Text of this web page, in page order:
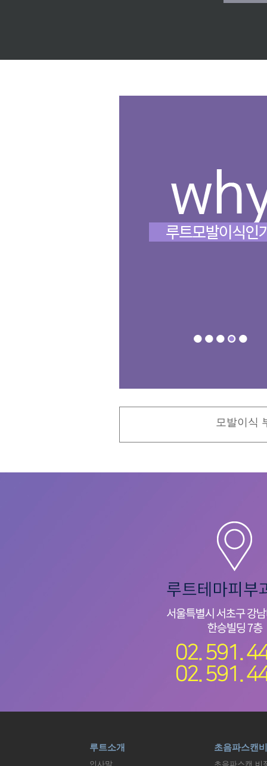
모발이식
루트소개
인사말
초음파스캔
초음파스캔 비